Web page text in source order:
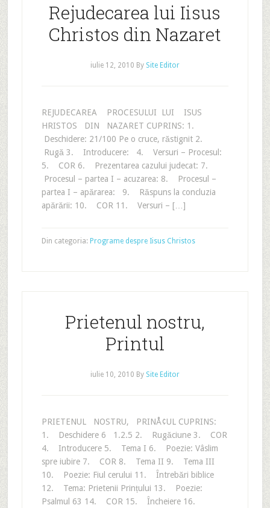
Rejudecarea lui Iisus
Christos din Nazaret
iulie 12, 2010 By Site Editor
REJUDECAREA PROCESULUI LUI ISUS
HRISTOS DIN NAZARET CUPRINS: 1.
Deschidere: 21/100 Pe o cruce, răstignit 2.
Rugă 3. Introducere: 4. Versuri – Procesul:
5. COR 6. Prezentarea cazului judecat: 7.
Procesul – partea I – acuzarea: 8. Procesul –
partea I – apărarea: 9. Răspuns la concluzia
apărării: 10. COR 11. Versuri – […]
Din categoria: Programe despre Iisus Christos
Prietenul nostru,
Printul
iulie 10, 2010 By Site Editor
PRIETENUL NOSTRU, PRINÅ¢UL CUPRINS:
1. Deschidere 6 1.2.5 2. Rugăciune 3. COR
4. Introducere 5. Tema I 6. Poezie: Vâslim
spre iubire 7. COR 8. Tema II 9. Tema III
10. Poezie: Fiul cerului 11. Întrebări biblice
12. Tema: Prietenii Prințului 13. Poezie:
Psalmul 63 14. COR 15. Încheiere 16.